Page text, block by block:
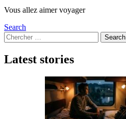
Vous allez aimer voyager
Search
Search
for:
Search
Latest stories